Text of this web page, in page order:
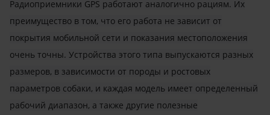
Радиоприемники GPS работают аналогично рациям. Их
преимущество в том, что его работа не зависит от
покрытия мобильной сети и показания местоположения
очень точны. Устройства этого типа выпускаются разных
размеров, в зависимости от породы и ростовых
параметров собаки, и каждая модель имеет определенный
рабочий диапазон, а также другие полезные